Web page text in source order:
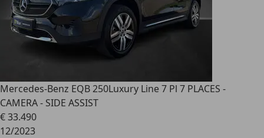
Mercedes-Benz EQB 250Luxury Line 7 Pl 7 PLACES -
CAMERA - SIDE ASSIST
€ 33.490
12/2023